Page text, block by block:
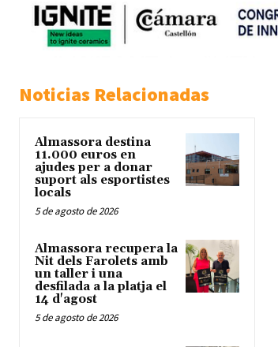
Noticias Relacionadas
Almassora destina
11.000 euros en
ajudes per a donar
suport als esportistes
locals
5 de agosto de 2026
Almassora recupera la
Nit dels Farolets amb
un taller i una
desfilada a la platja el
14 d'agost
5 de agosto de 2026